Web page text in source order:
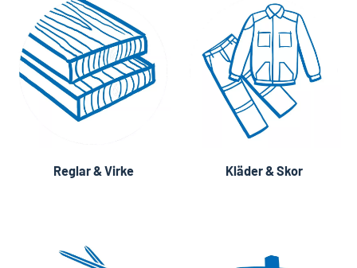
Reglar & Virke Kläder & Skor